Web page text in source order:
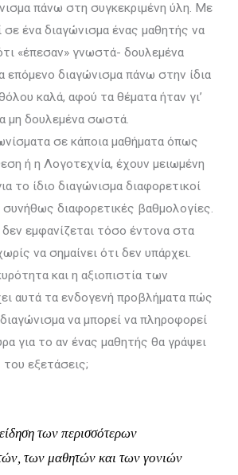
πάνω στη συγκεκριμένη ύλη. Με
σε ένα διαγώνισμα ένας μαθητής να
«έπεσαν» γνωστά- δουλεμένα
επόμενο διαγώνισμα πάνω στην ίδια
καλά, αφού τα θέματα ήταν γι’
μη δουλεμένα σωστά.
σε κάποια μαθήματα όπως
ή η Λογοτεχνία, έχουν μειωμένη
το ίδιο διαγώνισμα διαφορετικοί
διαφορετικές βαθμολογίες.
εμφανίζεται τόσο έντονα στα
να σημαίνει ότι δεν υπάρχει.
και η αξιοπιστία των
αυτά τα ενδογενή προβλήματα πώς
να μπορεί να πληροφορεί
για το αν ένας μαθητής θα γράψει
εξετάσεις;
των περισσότερων
των μαθητών και των γονιών